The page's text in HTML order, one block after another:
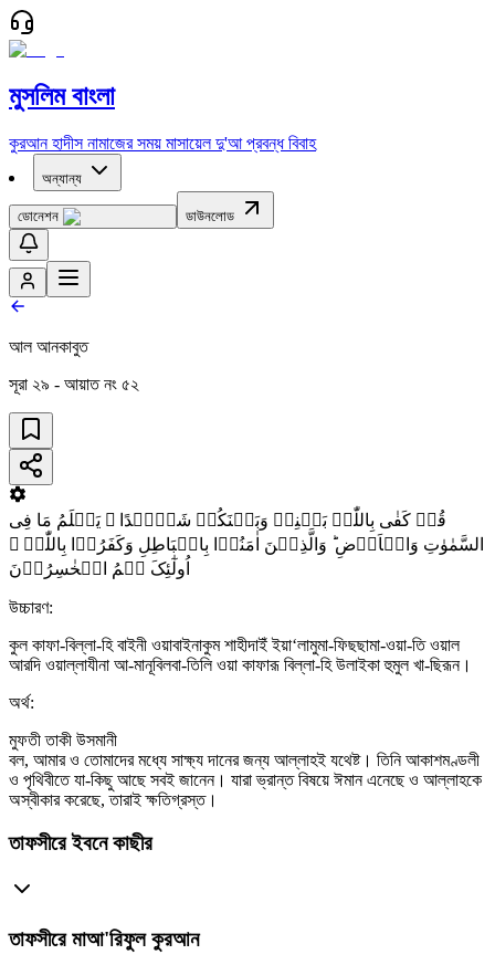
মুসলিম বাংলা
কুরআন হাদীস নামাজের সময় মাসায়েল দু'আ প্রবন্ধ বিবাহ
অন্যান্য
ডোনেশন ডাউনলোড
আল আনকাবুত
সূরা ২৯ - আয়াত নং ৫২
قُلۡ کَفٰی بِاللّٰہِ بَیۡنِیۡ وَبَیۡنَکُمۡ شَہِیۡدًا ۚ یَعۡلَمُ مَا فِی
السَّمٰوٰتِ وَالۡاَرۡضِ ؕ وَالَّذِیۡنَ اٰمَنُوۡا بِالۡبَاطِلِ وَکَفَرُوۡا بِاللّٰہِ ۙ
اُولٰٓئِکَ ہُمُ الۡخٰسِرُوۡنَ
উচ্চারণ:
কুল কাফা-বিল্লা-হি বাইনী ওয়াবাইনাকুম শাহীদাইঁ ইয়া‘লামুমা-ফিছছামা-ওয়া-তি ওয়াল
আরদি ওয়াল্লাযীনা আ-মানূবিলবা-তিলি ওয়া কাফারূ বিল্লা-হি উলাইকা হুমুল খা-ছিরূন।
অর্থ:
মুফতী তাকী উসমানী
বল, আমার ও তোমাদের মধ্যে সাক্ষ্য দানের জন্য আল্লাহই যথেষ্ট। তিনি আকাশমণ্ডলী
ও পৃথিবীতে যা-কিছু আছে সবই জানেন। যারা ভ্রান্ত বিষয়ে ঈমান এনেছে ও আল্লাহকে
অস্বীকার করেছে, তারাই ক্ষতিগ্রস্ত।
তাফসীরে ইবনে কাছীর
তাফসীরে মাআ'রিফুল কুরআন